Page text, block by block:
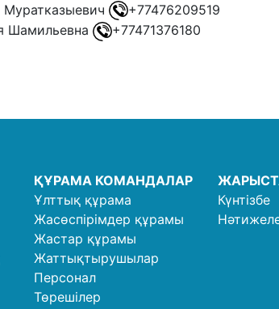
+77476209519
Шамильевна
+77471376180
ҚҰРАМА КОМАНДАЛАР
Ұлттық құрама
Жасөспірімдер құрамы
Жастар құрамы
Жаттықтырушылар
Персонал
Төрешілер
Күнтізбе